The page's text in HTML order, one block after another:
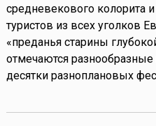
средневекового колорита
туристов из всех уголков
«преданья старины
отмечаются
десятки разноплановых